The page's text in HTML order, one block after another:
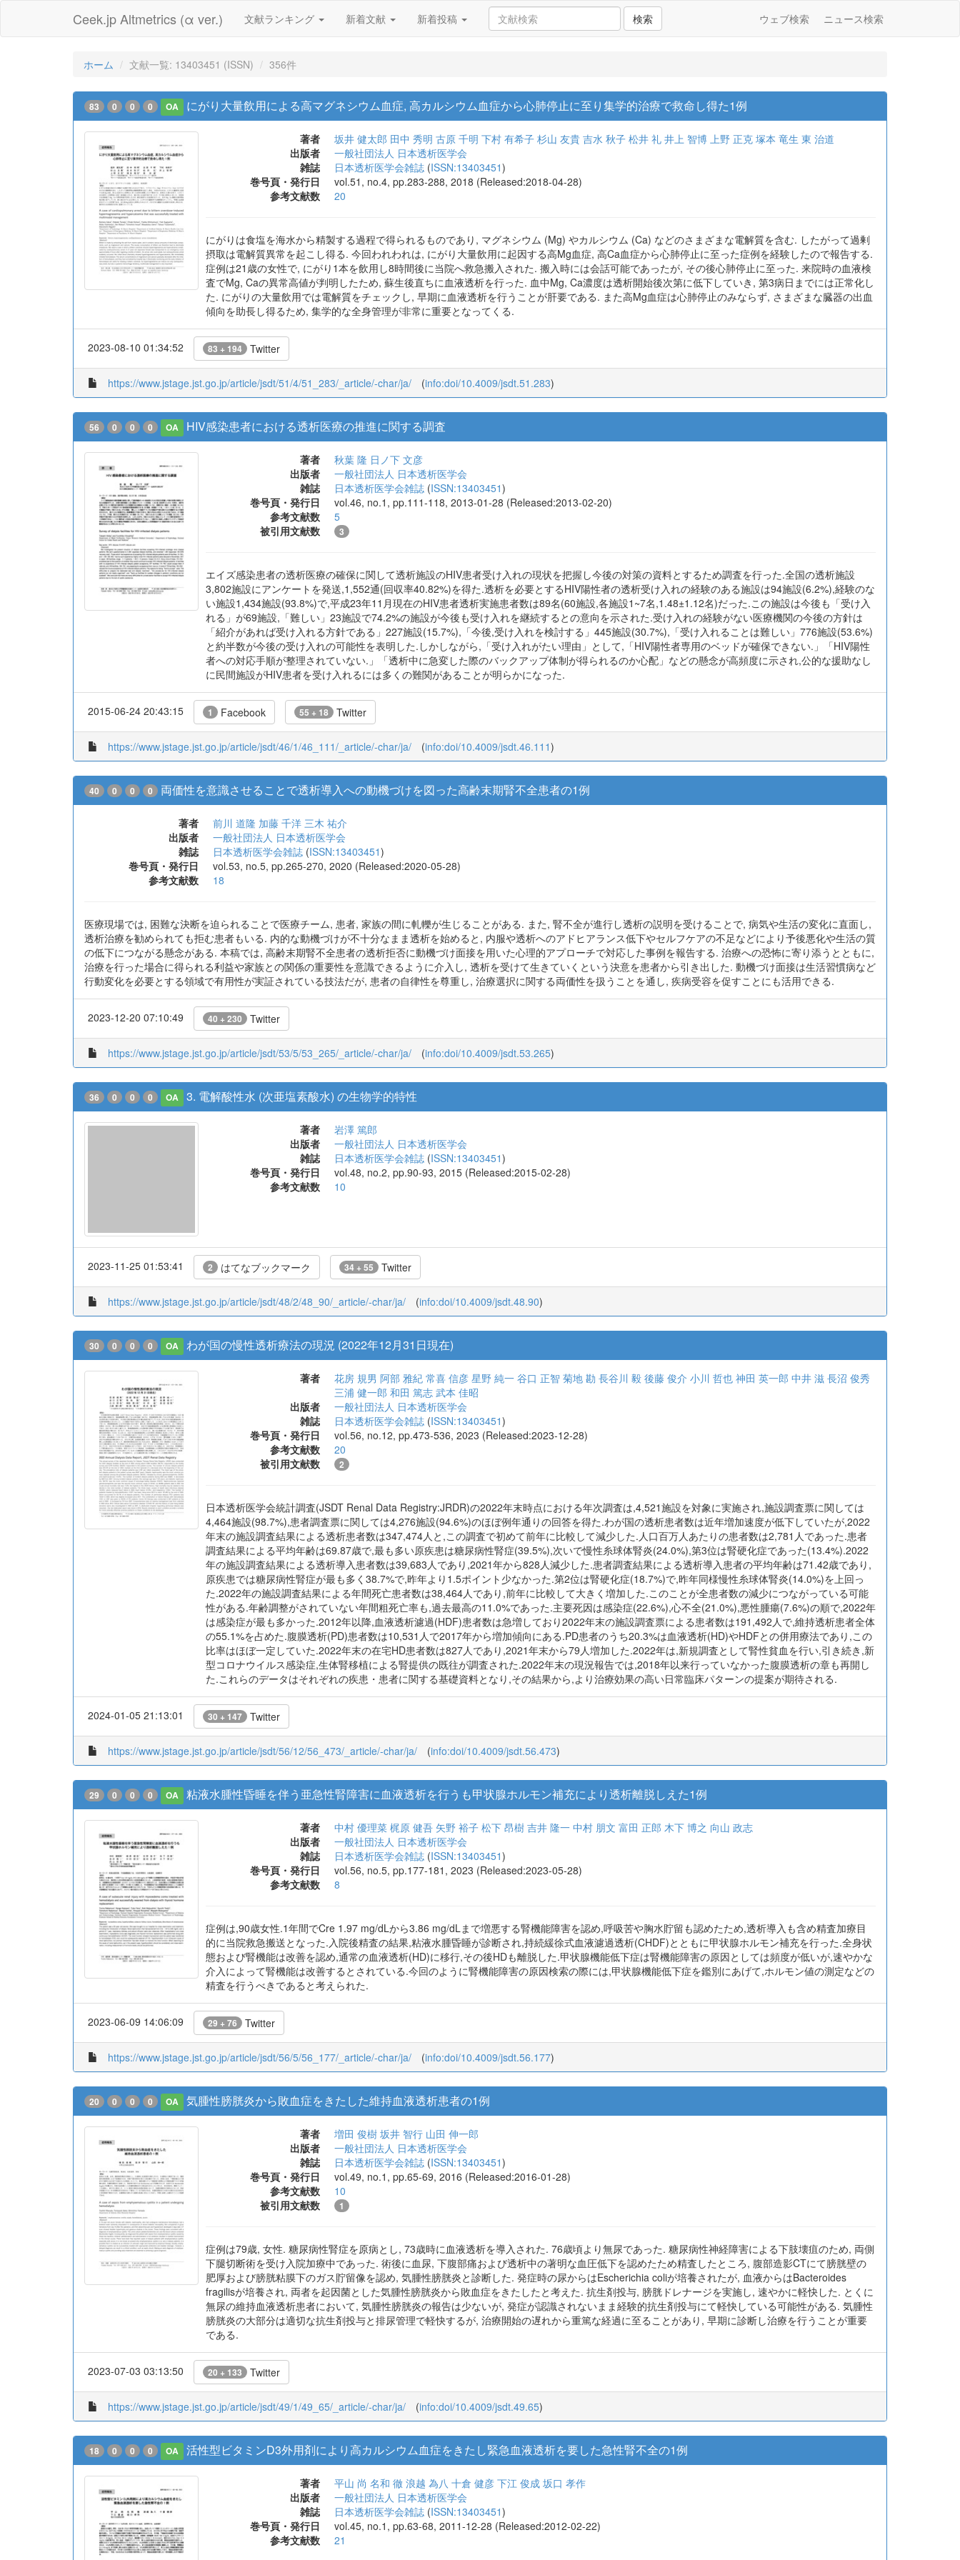
Ceek.jp Altmetrics (α ver.) 文献ランキング 新着文献 新着投稿 検索 ウェブ検索 ニュース検索
ホーム 文献一覧: 13403451 (ISSN) 356件
83 0 0 0 OA にがり大量飲用による高マグネシウム血症, 高カルシウム血症から心肺停止に至り集学的治療で救命し得た1例
著者 坂井 健太郎 田中 秀明 古原 千明 下村 有希子 杉山 友貴 吉水 秋子 松井 礼 井上 智博 上野 正克 塚本 竜生 東 治道
出版者
一般社団法人 日本透析医学会
雑誌
日本透析医学会雑誌 (ISSN:13403451)
巻号頁・発行日
vol.51, no.4, pp.283-288, 2018 (Released:2018-04-28)
参考文献数
20
にがりは食塩を海水から精製する過程で得られるものであり, マグネシウム (Mg) やカルシウム (Ca) などのさまざまな電解質を含む. したがって過剰
摂取は電解質異常を起こし得る. 今回われわれは, にがり大量飲用に起因する高Mg血症, 高Ca血症から心肺停止に至った症例を経験したので報告する.
症例は21歳の女性で, にがり1本を飲用し8時間後に当院へ救急搬入された. 搬入時には会話可能であったが, その後心肺停止に至った. 来院時の血液検
査でMg, Caの異常高値が判明したため, 蘇生後直ちに血液透析を行った. 血中Mg, Ca濃度は透析開始後次第に低下していき, 第3病日までには正常化し
た. にがりの大量飲用では電解質をチェックし, 早期に血液透析を行うことが肝要である. また高Mg血症は心肺停止のみならず, さまざまな臓器の出血
傾向を助長し得るため, 集学的な全身管理が非常に重要となってくる.
2023-08-10 01:34:52 83 + 194 Twitter
https://www.jstage.jst.go.jp/article/jsdt/51/4/51_283/_article/-char/ja/ (info:doi/10.4009/jsdt.51.283)
56 0 0 0 OA HIV感染患者における透析医療の推進に関する調査
著者 秋葉 隆 日ノ下 文彦
出版者
一般社団法人 日本透析医学会
雑誌
日本透析医学会雑誌 (ISSN:13403451)
巻号頁・発行日
vol.46, no.1, pp.111-118, 2013-01-28 (Released:2013-02-20)
参考文献数
5
被引用文献数
3
エイズ感染患者の透析医療の確保に関して透析施設のHIV患者受け入れの現状を把握し今後の対策の資料とするため調査を行った.全国の透析施設
3,802施設にアンケートを発送,1,552通(回収率40.82%)を得た.透析を必要とするHIV陽性者の透析受け入れの経験のある施設は94施設(6.2%),経験のな
い施設1,434施設(93.8%)で,平成23年11月現在のHIV患者透析実施患者数は89名(60施設,各施設1~7名,1.48±1.12名)だった.この施設は今後も「受け入
れる」が69施設,「難しい」23施設で74.2%の施設が今後も受け入れを継続するとの意向を示された.受け入れの経験がない医療機関の今後の方針は
「紹介があれば受け入れる方針である」227施設(15.7%),「今後,受け入れを検討する」445施設(30.7%),「受け入れることは難しい」776施設(53.6%)
と約半数が今後の受け入れの可能性を表明した.しかしながら,「受け入れがたい理由」として,「HIV陽性者専用のベッドが確保できない.」「HIV陽性
者への対応手順が整理されていない.」「透析中に急変した際のバックアップ体制が得られるのか心配」などの懸念が高頻度に示され,公的な援助なし
に民間施設がHIV患者を受け入れるには多くの難関があることが明らかになった.
2015-06-24 20:43:15 1 Facebook 55 + 18 Twitter
https://www.jstage.jst.go.jp/article/jsdt/46/1/46_111/_article/-char/ja/ (info:doi/10.4009/jsdt.46.111)
40 0 0 0 両価性を意識させることで透析導入への動機づけを図った高齢末期腎不全患者の1例
著者 前川 道隆 加藤 千洋 三木 祐介
出版者
一般社団法人 日本透析医学会
雑誌
日本透析医学会雑誌 (ISSN:13403451)
巻号頁・発行日
vol.53, no.5, pp.265-270, 2020 (Released:2020-05-28)
参考文献数
18
医療現場では, 困難な決断を迫られることで医療チーム, 患者, 家族の間に軋轢が生じることがある. また, 腎不全が進行し透析の説明を受けることで, 病気や生活の変化に直面し,
透析治療を勧められても拒む患者もいる. 内的な動機づけが不十分なまま透析を始めると, 内服や透析へのアドヒアランス低下やセルフケアの不足などにより予後悪化や生活の質
の低下につながる懸念がある. 本稿では, 高齢末期腎不全患者の透析拒否に動機づけ面接を用いた心理的アプローチで対応した事例を報告する. 治療への恐怖に寄り添うとともに,
治療を行った場合に得られる利益や家族との関係の重要性を意識できるように介入し, 透析を受けて生きていくという決意を患者から引き出した. 動機づけ面接は生活習慣病など
行動変化を必要とする領域で有用性が実証されている技法だが, 患者の自律性を尊重し, 治療選択に関する両価性を扱うことを通し, 疾病受容を促すことにも活用できる.
2023-12-20 07:10:49 40 + 230 Twitter
https://www.jstage.jst.go.jp/article/jsdt/53/5/53_265/_article/-char/ja/ (info:doi/10.4009/jsdt.53.265)
36 0 0 0 OA 3. 電解酸性水 (次亜塩素酸水) の生物学的特性
著者
岩澤 篤郎
出版者
一般社団法人 日本透析医学会
雑誌
日本透析医学会雑誌 (ISSN:13403451)
巻号頁・発行日
vol.48, no.2, pp.90-93, 2015 (Released:2015-02-28)
参考文献数
10
2023-11-25 01:53:41 2 はてなブックマーク Twitter
https://www.jstage.jst.go.jp/article/jsdt/48/2/48_90/_article/-char/ja/ (info:doi/10.4009/jsdt.48.90
0 0 OA わが国の慢性透析療法の現況 (2022年12月31日現在)
著者 花房 規男 阿部 雅紀 常喜 信彦 星野 純一
三浦 健一郎 和田 篤志 武本 佳昭
出版者
一般社団法人 日本透析医学会
雑誌
日本透析医学会雑誌
被引用文献数
2
日本透析医学会統計調査(JSDT Renal Data Registry:JRDR)の2022年末時点における年次調査は,4,521施設を対象に実施され,施設調査票に関しては
4,464施設(98.7%),患者調査票に関しては4,276施設(94.6%)のほぼ例年通りの回答を得た.わが国の透析患者数は近年増加速度が低下していたが,2022
年末の施設調査結果による透析患者数は347,474人と,この調査で初めて前年に比較して減少した.人口百万人あたりの患者数は2,781人であった.患者
調査結果による平均年齢は69.87歳で,最も多い原疾患は糖尿病性腎症(39.5%),次いで慢性糸球体腎炎(24.0%),第3位は腎硬化症であった(13.4%).2022
年の施設調査結果による透析導入患者数は39,683人であり,2021年から828人減少した.患者調査結果による透析導入患者の平均年齢は71.42歳であり,
原疾患では糖尿病性腎症が最も多く38.7%で,昨年より1.5ポイント少なかった.第2位は腎硬化症(18.7%)で,昨年同様慢性糸球体腎炎(14.0%)を上回っ
た.2022年の施設調査結果による年間死亡患者数は38,464人であり,前年に比較して大きく増加した.このことが全患者数の減少につながっている可能
性がある.年齢調整がされていない年間粗死亡率も,過去最高の11.0%であった.主要死因は感染症(22.6%),心不全(21.0%),悪性腫瘍(7.6%)の順で,2022年
は感染症が最も多かった.2012年以降,血液透析濾過(HDF)患者数は急増しており2022年末の施設調査票による患者数は191,492人で,維持透析患者全体
の55.1%を占めた.腹膜透析(PD)患者数は10,531人で2017年から増加傾向にある.PD患者のうち20.3%は血液透析(HD)やHDFとの併用療法であり,この
比率はほぼ一定していた.2022年末の在宅HD患者数は827人であり,2021年末から79人増加した.2022年は,新規調査として腎性貧血を行い,引き続き,新
型コロナウイルス感染症,生体腎移植による腎提供の既往が調査された.2022年末の現況報告では,2018年以来行っていなかった腹膜透析の章も再開し
た.これらのデータはそれぞれの疾患・患者に関する基礎資料となり,その結果から,より治療効果の高い日常臨床パターンの提案が期待される.
2024-01-05 21:13:01 30 + 147 Twitter
https://www.jstage.jst.go.jp/article/jsdt/56/12/56_473/_article/-char/ja/ (info:doi/10.4009/jsdt.56.473)
29 0 0 0 OA 粘液水腫性昏睡を伴う亜急性腎障害に血液透析を行うも甲状腺ホルモン補充により透析離脱しえた1例
著者 中村 優理菜 梶原 健吾 矢野 裕子 松下 昂樹 吉井 隆一 中村 朋文
出版者
一般社団法人 日本透析医学会
参考文献数
8
症例は,90歳女性.1年間でCre 1.97 mg/dLから3.86 mg/dLまで増悪する腎機能障害を認め,呼吸苦や胸水貯留も認めたため,透析導入も含め精査加療目
的に当院救急搬送となった.入院後精査の結果,粘液水腫昏睡が診断され,持続緩徐式血液濾過透析(CHDF)とともに甲状腺ホルモン補充を行った.全身状
態および腎機能は改善を認め,通常の血液透析(HD)に移行,その後HDも離脱した.甲状腺機能低下症は腎機能障害の原因としては頻度が低いが,速やかな
介入によって腎機能は改善するとされている.今回のように腎機能障害の原因検索の際には,甲状腺機能低下症を鑑別にあげて,ホルモン値の測定などの
精査を行うべきであると考えられた.
2023-06-09 14:06:09 29 + 76 Twitter
https://www.jstage.jst.go.jp/article/jsdt/56/5/56_177/_article/-char/ja/ (info:doi/10.4009/jsdt.56.177
20 0 0 0 OA 気腫性膀胱炎から敗血症をきたした維持血液透析患者の1例
著者 増田 俊樹 坂井 智行 山田 伸一郎
出版者
一般社団法人 日本透析医学会
雑誌
日本透析医学会雑誌
被引用文献数
1
症例は79歳, 女性. 糖尿病性腎症を原病とし, 73歳時に血液透析を導入された. 76歳頃より無尿であった. 糖尿病性神経障害による下肢壊疽のため, 両側
下腿切断術を受け入院加療中であった. 術後に血尿, 下腹部痛および透析中の著明な血圧低下を認めたため精査したところ, 腹部造影CTにて膀胱壁の
肥厚および膀胱粘膜下のガス貯留像を認め, 気腫性膀胱炎と診断した. 発症時の尿からはEscherichia coliが培養されたが, 血液からはBacteroides
fragilisが培養され, 両者を起因菌とした気腫性膀胱炎から敗血症をきたしたと考えた. 抗生剤投与, 膀胱ドレナージを実施し, 速やかに軽快した. とくに
無尿の維持血液透析患者において, 気腫性膀胱炎の報告は少ないが, 発症が認識されないまま経験的抗生剤投与にて軽快している可能性がある. 気腫性
膀胱炎の大部分は適切な抗生剤投与と排尿管理で軽快するが, 治療開始の遅れから重篤な経過に至ることがあり, 早期に診断し治療を行うことが重要
である.
2023-07-03 03:13:50 20 + 133 Twitter
https://www.jstage.jst.go.jp/article/jsdt/49/1/49_65/_article/-char/ja/ (info:doi/10.4009/jsdt.49.65)
18 0 0 0 OA 活性型ビタミンD3外用剤により高カルシウム血症をきたし緊急血液透析を要した急性腎不全の1例
著者 平山 尚 名和 徹 浪越 為八 十倉 健彦 下江 俊成 坂口 孝作
出版者
一般社団法人 日本透析医学会